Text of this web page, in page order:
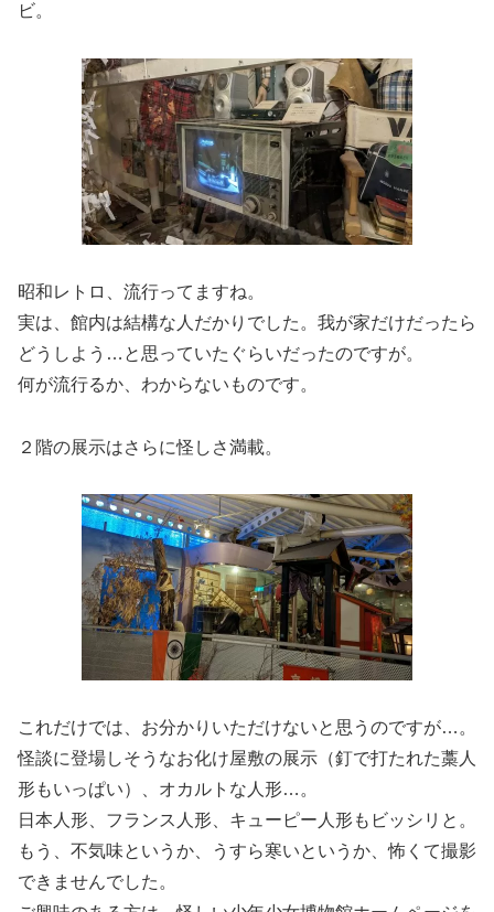
ビ。
昭和レトロ、流行ってますね。
実は、館内は結構な人だかりでした。我が家だけだったら
どうしよう…と思っていたぐらいだったのですが。
何が流行るか、わからないものです。
２階の展示はさらに怪しさ満載。
これだけでは、お分かりいただけないと思うのですが…。
怪談に登場しそうなお化け屋敷の展示（釘で打たれた藁人
形もいっぱい）、オカルトな人形…。
日本人形、フランス人形、キューピー人形もビッシリと。
もう、不気味というか、うすら寒いというか、怖くて撮影
できませんでした。